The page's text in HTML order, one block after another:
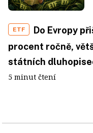
ETF
Do Evropy
procent ročně,
státních
5 minut čtení